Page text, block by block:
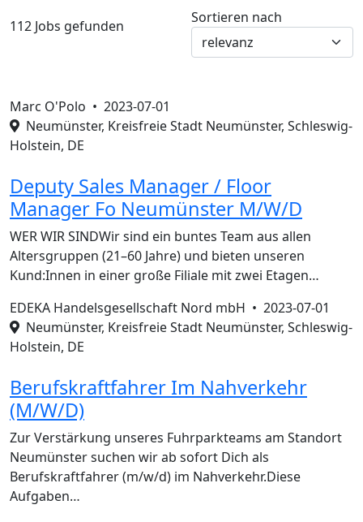
112 Jobs gefunden Sortieren nach
Marc O'Polo • 2023-07-01
Neumünster, Kreisfreie Stadt Neumünster, Schleswig-
Holstein, DE
Deputy Sales Manager / Floor
Manager Fo Neumünster M/W/D
WER WIR SINDWir sind ein buntes Team aus allen
Altersgruppen (21–60 Jahre) und bieten unseren
Kund:Innen in einer große Filiale mit zwei Etagen…
EDEKA Handelsgesellschaft Nord mbH • 2023-07-01
Neumünster, Kreisfreie Stadt Neumünster, Schleswig-
Holstein, DE
Berufskraftfahrer Im Nahverkehr
(M/W/D)
Zur Verstärkung unseres Fuhrparkteams am Standort
Neumünster suchen wir ab sofort Dich als
Berufskraftfahrer (m/w/d) im Nahverkehr.Diese
Aufgaben…